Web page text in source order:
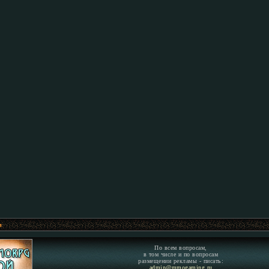
По всем вопросам,
в том числе и по вопросам
размещении рекламы - писать:
admin@mmogaming.ru